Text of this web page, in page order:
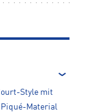
Style mit
Piqué-Material